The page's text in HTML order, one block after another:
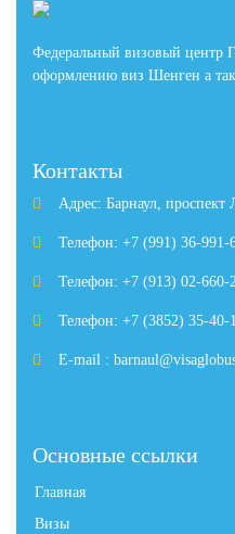
Федеральный визовый центр
оформлению виз Шенген а
Контакты
Адрес: Барнаул,
Телефон: +7 (991) 36-991-
Телефон: +7 (913) 02-660-
Телефон: +7 (3852) 35-40-
E-mail :
Основные ссылки
Главная
Визы